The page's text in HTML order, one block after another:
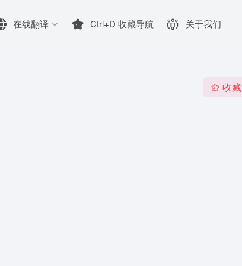
在线翻译 Ctrl+D 收藏导航 关于我们
收藏